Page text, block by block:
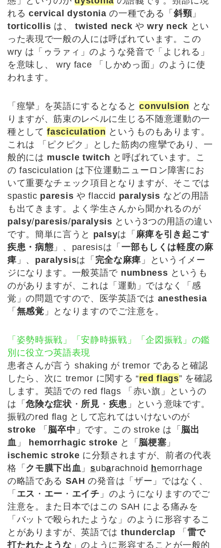
れるcervical dystonia の一種である「斜頸」
torticollis は、twisted neck やwry neck とい
った表現で一般の人には呼ばれています。この
wry は「ゥラァィ」のような発音で「よじれる」
を意味し、 wry face 「しかめっ面」のように使
われます。
「痙攣」を英語にするとなるとconvulsion とな
りますが、筋束のレベルに生じる不随意運動の一
種としてfasciculation というものもあります。
これは 「ピクピク」とした筋肉の痙攣であり、一
般的には muscle twitch と呼ばれています。こ
の fasciculation は下位運動ニューロン障害にお
いて重要なチェック項目となりますが、そこでは
spastic paresis や flaccid paralysis などの用語
も出てきます。よく学生さんから聞かれるのが
palsy/paresis/paralysis という3つの用語の違い
です。簡単に言うと palsyは「 麻痺を引き起こす
疾患・病態 」、paresisは「 一部もしくは軽度の麻
痺 」、 paralysisは「 完全な麻痺 」というイメー
ジになります。一般英語で numbness というも
のがありますが、これは「運動」ではなく「感
覚」の問題ですので、医学英語では anesthesia
「 無感覚 」となりますのでご注意を。
「姿勢時振戦」「安静時振戦」「企図振戦」の鑑
別に役立つ英語表現
患者さんが言う shaking が tremor であると確認
したら、次に tremor に関する “red flags” を確認
します。英語での red flags 「赤い旗」というの
は「危険な症状 ・ 所見 ・ 疾患 」という意味です。
振戦のred flag として忘れてはいけないのが
stroke 「 脳卒中 」です。この stroke は「 脳出
血 」 hemorrhagic stroke と「 脳梗塞 」
ischemic stroke に分類されますが、前者の代表
格「 クモ膜下出血 」subarachnoid hemorrhage
の略語である SAH の発音は「ザー」ではなく、
「 エス ・ エー ・ エイチ 」のようになりますのでご
注意を。また日本ではこの SAH による痛みを
「バットで殴られたような」のように形容するこ
とがありますが、英語では thunderclap 「 雷で
打たれたような 」のように形容することが一般的